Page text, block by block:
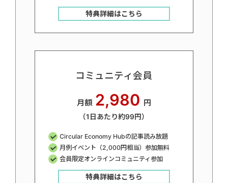
特典詳細はこちら
コミュニティ会員
月額 2,980 円
（1日あたり約99円）
Circular Economy Hubの記事読み放題
月例イベント（2,000円相当）参加無料
会員限定オンラインコミュニティ参加
特典詳細はこちら